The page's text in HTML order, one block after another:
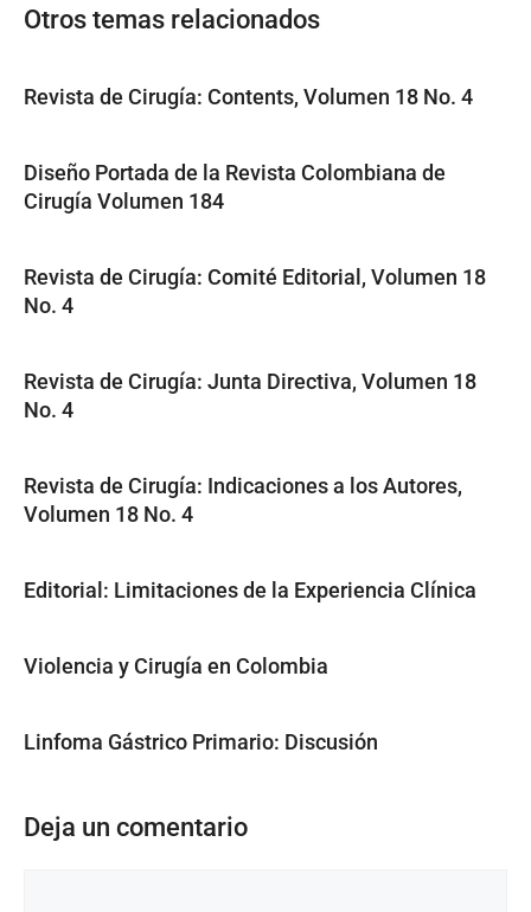
Otros temas relacionados
Revista de Cirugía: Contents, Volumen 18 No. 4
Diseño Portada de la Revista Colombiana de
Cirugía Volumen 184
Revista de Cirugía: Comité Editorial, Volumen 18
No. 4
Revista de Cirugía: Junta Directiva, Volumen 18
No. 4
Revista de Cirugía: Indicaciones a los Autores,
Volumen 18 No. 4
Editorial: Limitaciones de la Experiencia Clínica
Violencia y Cirugía en Colombia
Linfoma Gástrico Primario: Discusión
Deja un comentario